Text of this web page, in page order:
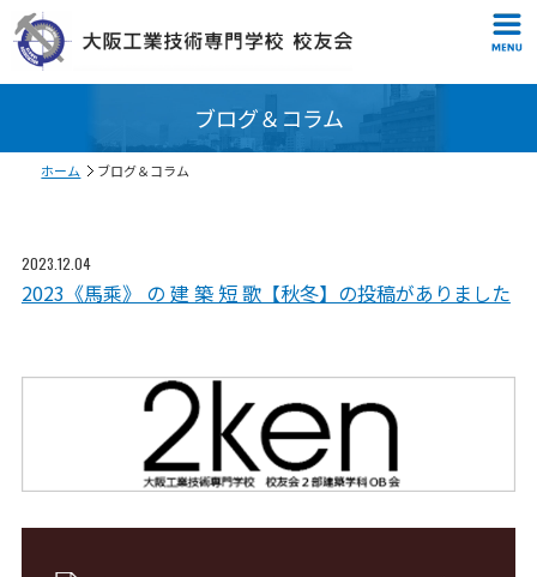
ブログ＆コラム
ホーム ブログ＆コラム
2023.12.04
2023《馬乘》 の 建 築 短 歌【秋冬】の投稿がありました